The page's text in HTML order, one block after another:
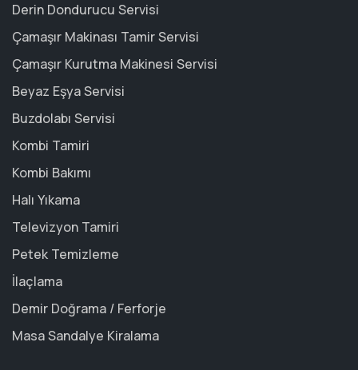
Derin Dondurucu Servisi
Çamaşır Makinası Tamir Servisi
Çamaşır Kurutma Makinesi Servisi
Beyaz Eşya Servisi
Buzdolabı Servisi
Kombi Tamiri
Kombi Bakımı
Halı Yıkama
Televizyon Tamiri
Petek Temizleme
İlaçlama
Demir Doğrama / Ferforje
Masa Sandalye Kiralama